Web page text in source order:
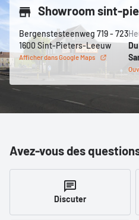
Showroom sint-
Bergenstesteenweg 719 - 723
1600 Sint-Pieters-Leeuw
Afficher dans Google Maps
Avez-vous des
Discuter